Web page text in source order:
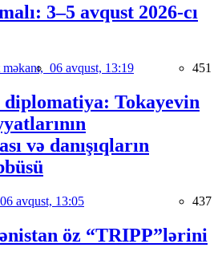
3–5 avqust 2026-cı
06 avqust, 13:19 451
diplomatiya: Tokayevin
və danışıqların
06 avqust, 13:05 437
öz “TRIPP”lərini